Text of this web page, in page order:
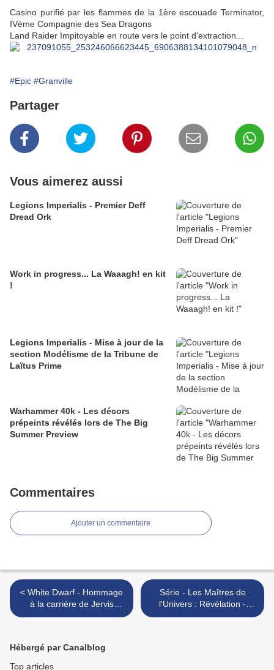
Casino purifié par les flammes de la 1ère escouade Terminator,
IVème Compagnie des Sea Dragons
Land Raider Impitoyable en route vers le point d'extraction...
#Epic #Granville
Partager
Vous aimerez aussi
Legions Imperialis - Premier Deff
Dread Ork
Work in progress... La Waaagh! en kit
!
Legions Imperialis - Mise à jour de la
section Modélisme de la Tribune de
Laïtus Prime
Warhammer 40k - Les décors
prépeints révélés lors de The Big
Summer Preview
Commentaires
Ajouter un commentaire
< White Dwarf - Hommage
à la carrière de Jervis
Johnson
Série - Les Maîtres de
l'Univers : Révélation -
Partie 1 (3/5) >
Hébergé par Canalblog
Top articles